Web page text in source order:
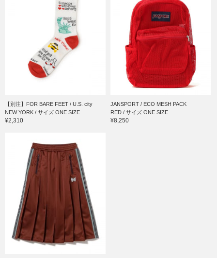
【別注】FOR BARE FEET / U.S. city
NEW YORK / サイズ ONE SIZE
¥2,310
JANSPORT / ECO MESH PACK
RED / サイズ ONE SIZE
¥8,250